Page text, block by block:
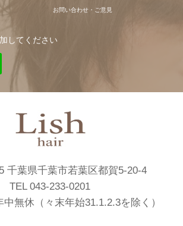
お問い合わせ・ご意見
してください
千葉県千葉市若葉区都賀5-20-4
TEL 043-233-0201
中無休（々末年始31.1.2.3を除く）